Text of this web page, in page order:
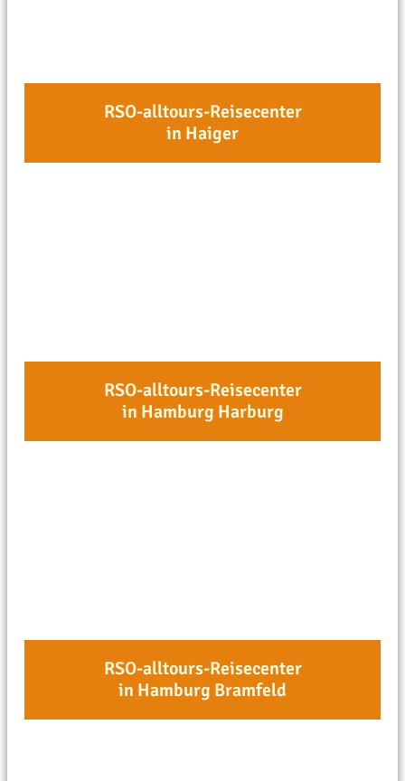
RSO-alltours-Reisecenter
in Haiger
RSO-alltours-Reisecenter
in Hamburg Harburg
RSO-alltours-Reisecenter
in Hamburg Bramfeld